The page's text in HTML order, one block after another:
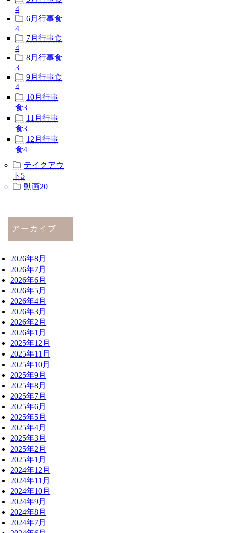
4
6月行事食
4
7月行事食
4
8月行事食
3
9月行事食
4
10月行事
食3
11月行事
食3
12月行事
食4
テイクアウ
ト 5
動画20
アーカイブ
2026年8月
2026年7月
2026年6月
2026年5月
2026年4月
2026年3月
2026年2月
2026年1月
2025年12月
2025年11月
2025年10月
2025年9月
2025年8月
2025年7月
2025年6月
2025年5月
2025年4月
2025年3月
2025年2月
2025年1月
2024年12月
2024年11月
2024年10月
2024年9月
2024年8月
2024年7月